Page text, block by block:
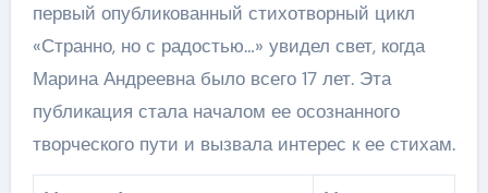
первый опубликованный стихотворный цикл
«Странно, но с радостью…» увидел свет, когда
Марина Андреевна было всего 17 лет. Эта
публикация стала началом ее осознанного
творческого пути и вызвала интерес к ее стихам.